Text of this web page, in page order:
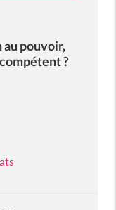
au pouvoir,
?